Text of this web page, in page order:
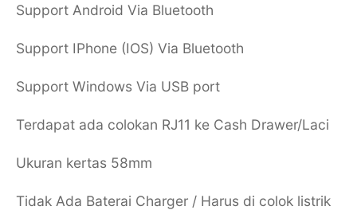
Support Android Via Bluetooth
Support IPhone (IOS) Via Bluetooth
Support Windows Via USB port
Terdapat ada colokan RJ11 ke Cash Drawer/Laci
Ukuran kertas 58mm
Tidak Ada Baterai Charger / Harus di colok listrik